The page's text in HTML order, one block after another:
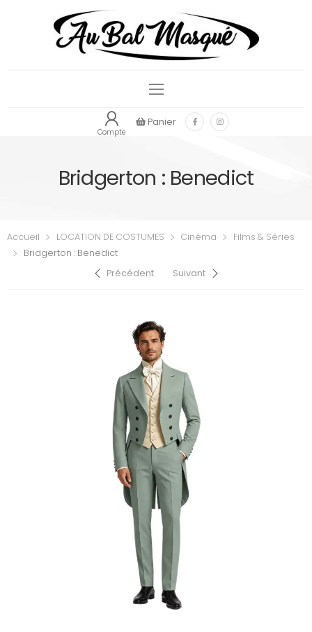
Compte
Panier
Bridgerton : Benedict
Accueil LOCATION DE COSTUMES Cinéma
Films & Séries
Bridgerton : Benedict
Précédent
Suivant